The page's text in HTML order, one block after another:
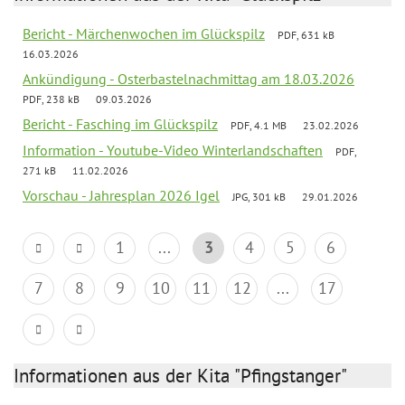
Bericht - Märchenwochen im Glückspilz
PDF, 631 kB
16.03.2026
Ankündigung - Osterbastelnachmittag am 18.03.2026
PDF, 238 kB 09.03.2026
Bericht - Fasching im Glückspilz PDF, 4.1 MB 23.02.2026
Information - Youtube-Video Winterlandschaften
PDF,
271 kB
11.02.2026
Vorschau - Jahresplan 2026 Igel JPG, 301 kB 29.01.2026
1 ... 3 4 5
6
7
8 9 10 11 12 ... 17
Informationen aus der Kita "Pfingstanger"